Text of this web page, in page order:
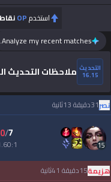
استخدمOPنقاط
Analyze my recent matches.
التحديث
16.15 ملاحظات التحديث
نصر31دقيقة 13ثانية
15
7
/
KDA
هزيمة15دقيقة 41ثانية